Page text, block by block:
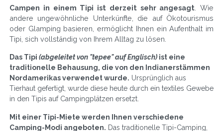
Campen in einem Tipi ist derzeit sehr angesagt . Wie
andere ungewöhnliche Unterkünfte, die auf Ökotourismus
oder Glamping basieren, ermöglicht Ihnen ein Aufenthalt im
Tipi, sich vollständig von Ihrem Alltag zu lösen.
Das Tipi (abgeleitet von "tepee" auf Englisch) ist eine
traditionelle Behausung, die von den Indianerstämmen
Nordamerikas verwendet wurde. Ursprünglich aus
Tierhaut gefertigt, wurde diese heute durch ein textiles Gewebe
in den Tipis auf Campingplätzen ersetzt.
Mit einer Tipi-Miete werden Ihnen verschiedene
Camping-Modi angeboten. Das traditionelle Tipi-Camping,